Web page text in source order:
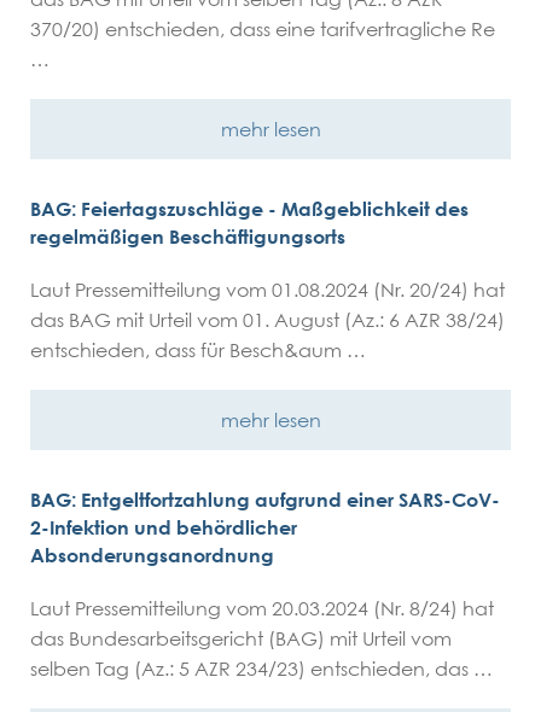
370/20) entschieden, dass eine tarifvertragliche Re
…
mehr lesen
BAG: Feiertagszuschläge - Maßgeblichkeit des
regelmäßigen Beschäftigungsorts
Laut Pressemitteilung vom 01.08.2024 (Nr. 20/24) hat
das BAG mit Urteil vom 01. August (Az.: 6 AZR 38/24)
entschieden, dass für Besch&aum …
mehr lesen
BAG: Entgeltfortzahlung aufgrund einer SARS-CoV-
2-Infektion und behördlicher
Absonderungsanordnung
Laut Pressemitteilung vom 20.03.2024 (Nr. 8/24) hat
das Bundesarbeitsgericht (BAG) mit Urteil vom
selben Tag (Az.: 5 AZR 234/23) entschieden, das …